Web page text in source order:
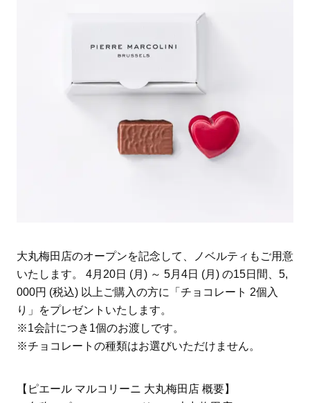
大丸梅田店のオープンを記念して、ノベルティもご用意
いたします。 4月20日 (月) ～ 5月4日 (月) の15日間、5,
000円 (税込) 以上ご購入の方に「チョコレート 2個入
り」をプレゼントいたします。
※1会計につき1個のお渡しです。
※チョコレートの種類はお選びいただけません。
【ピエール マルコリーニ 大丸梅田店 概要】